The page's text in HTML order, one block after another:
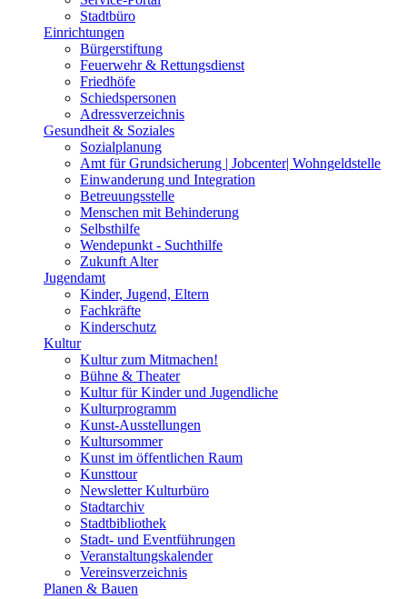
Stadtbüro
Einrichtungen
Bürgerstiftung
Feuerwehr & Rettungsdienst
Friedhöfe
Schiedspersonen
Adressverzeichnis
Gesundheit & Soziales
Sozialplanung
Amt für Grundsicherung | Jobcenter| Wohngeldstelle
Einwanderung und Integration
Betreuungsstelle
Menschen mit Behinderung
Selbsthilfe
Wendepunkt - Suchthilfe
Zukunft Alter
Jugendamt
Kinder, Jugend, Eltern
Fachkräfte
Kinderschutz
Kultur
Kultur zum Mitmachen!
Bühne & Theater
Kultur für Kinder und Jugendliche
Kulturprogramm
Kunst-Ausstellungen
Kultursommer
Kunst im öffentlichen Raum
Kunsttour
Newsletter Kulturbüro
Stadtarchiv
Stadtbibliothek
Stadt- und Eventführungen
Veranstaltungskalender
Vereinsverzeichnis
Planen & Bauen